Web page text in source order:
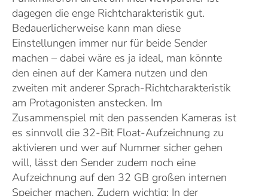
dagegen die enge Richtcharakteristik gut.
Bedauerlicherweise kann man diese
Einstellungen immer nur für beide Sender
machen – dabei wäre es ja ideal, man könnte
den einen auf der Kamera nutzen und den
zweiten mit anderer Sprach-Richtcharakteristik
am Protagonisten anstecken. Im
Zusammenspiel mit den passenden Kameras ist
es sinnvoll die 32-Bit Float-Aufzeichnung zu
aktivieren und wer auf Nummer sicher gehen
will, lässt den Sender zudem noch eine
Aufzeichnung auf den 32 GB großen internen
Speicher machen. Zudem wichtig: In der